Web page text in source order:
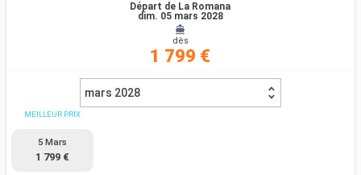
Départ de La Romana
dim. 05 mars 2028
dès
1 799 €
mars 2028
MEILLEUR PRIX
5 Mars
1 799 €
Compagnies
Rechercher